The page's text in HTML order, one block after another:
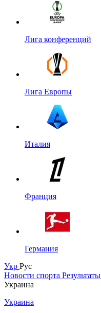
Лига конференций
Лига Европы
Италия
Франция
Германия
Укр Рус
Новости спорта Результаты
Украина
Украина